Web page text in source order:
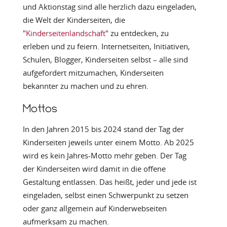
und Aktionstag sind alle herzlich dazu eingeladen,
die Welt der Kinderseiten, die
"Kinderseitenlandschaft" zu entdecken, zu
erleben und zu feiern. Internetseiten, Initiativen,
Schulen, Blogger, Kinderseiten selbst – alle sind
aufgefordert mitzumachen, Kinderseiten
bekannter zu machen und zu ehren.
Mottos
In den Jahren 2015 bis 2024 stand der Tag der
Kinderseiten jeweils unter einem Motto. Ab 2025
wird es kein Jahres-Motto mehr geben. Der Tag
der Kinderseiten wird damit in die offene
Gestaltung entlassen. Das heißt, jeder und jede ist
eingeladen, selbst einen Schwerpunkt zu setzen
oder ganz allgemein auf Kinderwebseiten
aufmerksam zu machen.